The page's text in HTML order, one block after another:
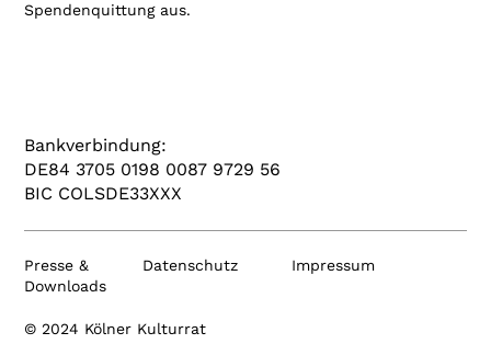
Bankverbindung:
DE84 3705 0198 0087 9729 56
BIC COLSDE33XXX
Spendenquittung aus.
Impressum
Datenschutz
Presse &
Downloads
© 2024 Kölner Kulturrat